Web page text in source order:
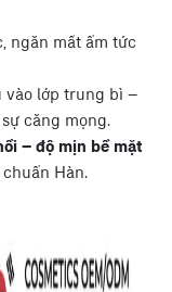
ngăn mất ẩm tức
vào lớp trung bì –
căng mọng.
– độ mịn bề mặt
Hàn.